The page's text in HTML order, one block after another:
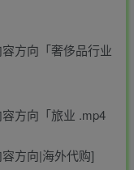
方向「奢侈品行业
方向「旅业 .mp4
方向|海外代购]